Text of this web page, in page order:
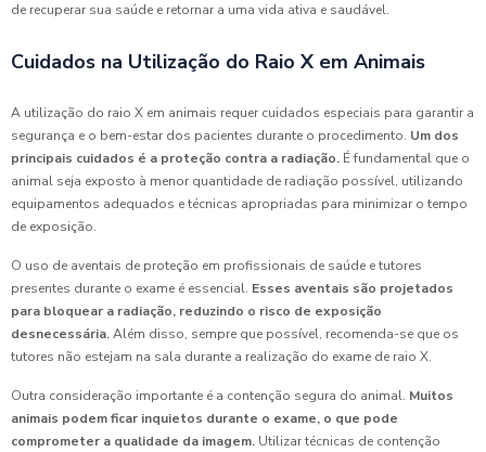
de recuperar sua saúde e retornar a uma vida ativa e saudável.
Cuidados na Utilização do Raio X em Animais
A utilização do raio X em animais requer cuidados especiais para garantir a
segurança e o bem-estar dos pacientes durante o procedimento. Um dos
principais cuidados é a proteção contra a radiação. É fundamental que o
animal seja exposto à menor quantidade de radiação possível, utilizando
equipamentos adequados e técnicas apropriadas para minimizar o tempo
de exposição.
O uso de aventais de proteção em profissionais de saúde e tutores
presentes durante o exame é essencial. Esses aventais são projetados
para bloquear a radiação, reduzindo o risco de exposição
desnecessária.Além disso, sempre que possível, recomenda-se que os
tutores não estejam na sala durante a realização do exame de raio X.
Outra consideração importante é a contenção segura do animal. Muitos
animais podem ficar inquietos durante o exame, o que pode
comprometer a qualidade da imagem. Utilizar técnicas de contenção